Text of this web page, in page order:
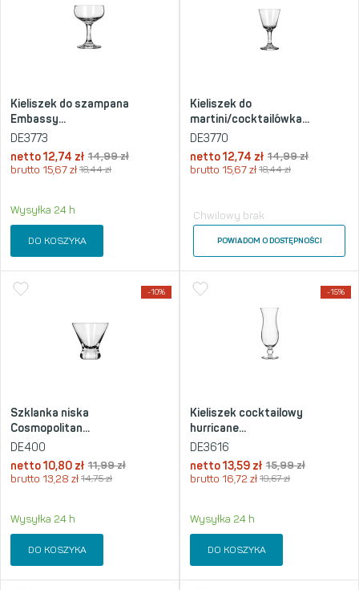
Kieliszek do szampana
Embassy...
DE3773
netto12,74 zł 14,99zł
brutto 15,67 zł 18,44zł
Wysyłka 24 h
DO KOSZYKA
Kieliszek do
martini/cocktailówka...
DE3770
netto12,74 zł 14,99zł
brutto 15,67 zł 18,44zł
Chwilowy brak
POWIADOM O DOSTĘPNOŚCI
-10%
Szklanka niska
Cosmopolitan...
DE400
netto10,80 zł 11,99zł
brutto 13,28 zł 14,75zł
Wysyłka 24 h
DO KOSZYKA
-15%
Kieliszek cocktailowy
hurricane...
DE3616
netto13,59 zł 15,99zł
brutto 16,72 zł 19,67zł
Wysyłka 24 h
DO KOSZYKA